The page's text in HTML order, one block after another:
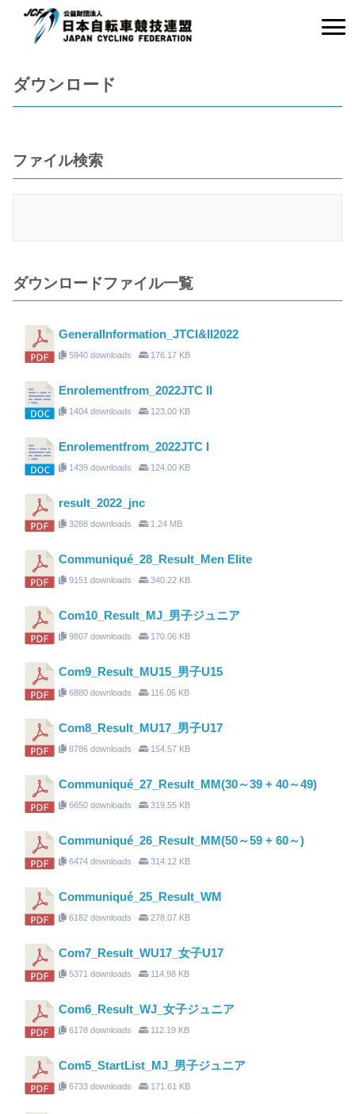
ダウンロード
ファイル検索
ダウンロードファイル一覧
GeneralInformation_JTCI&II2022
5940 downloads 176.17 KB
Enrolementfrom_2022JTC II
1404 downloads 123.00 KB
Enrolementfrom_2022JTC I
1439 downloads 124.00 KB
result_2022_jnc
3288 downloads 1.24 MB
Communiqué_28_Result_Men Elite
9151 downloads 340.22 KB
Com10_Result_MJ_男子ジュニア
9807 downloads 170.06 KB
Com9_Result_MU15_男子U15
6880 downloads 116.06 KB
Com8_Result_MU17_男子U17
8786 downloads 154.57 KB
Communiqué_27_Result_MM(30～39 + 40～49)
6650 downloads 319.55 KB
Communiqué_26_Result_MM(50～59 + 60～)
6474 downloads 314.12 KB
Communiqué_25_Result_WM
6182 downloads 278.07 KB
Com7_Result_WU17_女子U17
5371 downloads 114.98 KB
Com6_Result_WJ_女子ジュニア
6178 downloads 112.19 KB
Com5_StartList_MJ_男子ジュニア
6733 downloads 171.61 KB